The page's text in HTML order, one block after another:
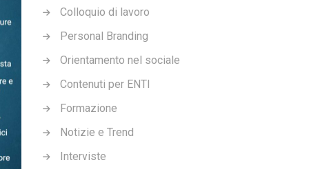
Colloquio di lavoro
Personal Branding
Orientamento nel sociale
Contenuti per ENTI
Formazione
Notizie e Trend
Interviste